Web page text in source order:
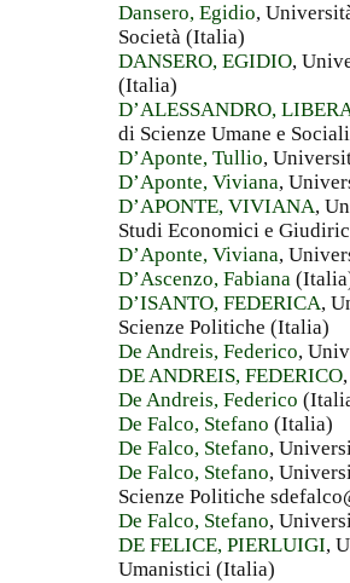
Dansero, Egidio,
Società (Italia)
DANSERO, EGIDIO,
(Italia)
D’ALESSANDRO,
di Scienze Umane e
D’Aponte, Tullio,
D’Aponte, Viviana,
D’APONTE, VIVIANA,
Studi Economici e
D’Aponte, Viviana,
D’Ascenzo, Fabiana
D’ISANTO, FEDERICA,
Scienze Politiche (Italia)
De Andreis, Federico,
DE ANDREIS, FEDERICO
De Andreis, Federico
De Falco, Stefano (Italia)
De Falco, Stefano,
De Falco, Stefano,
Scienze Politiche
De Falco, Stefano,
DE FELICE, PIERLUIGI,
Umanistici (Italia)